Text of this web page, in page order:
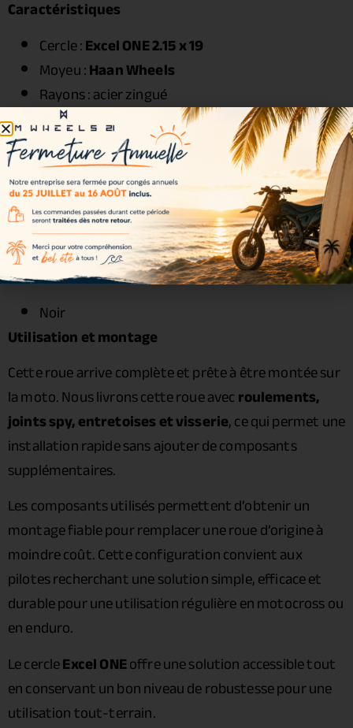
Caractéristiques
Cercle :Excel ONE 2.15 x 19
Moyeu :Haan Wheels
Rayons : acier zingué
Écrous : acier renforcé
Roulements : inclus
Joints spy : inclus
Entretoises : incluses
Visserie : incluse
Couleurs disponibles
Couleur incluse dans le kit :
Noir
Utilisation et montage
Cette roue arrive complète et prête à être montée sur
la moto. Nous livrons cette roue avecroulements,
joints spy, entretoises et visserie, ce qui permet une
installation rapide sans ajouter de composants
supplémentaires.
Les composants utilisés permettent d’obtenir un
montage fiable pour remplacer une roue d’origine à
moindre coût. Cette configuration convient aux
pilotes recherchant une solution simple, efficace et
durable pour une utilisation régulière en motocross ou
en enduro.
Le cercleExcel ONEoffre une solution accessible tout
en conservant un bon niveau de robustesse pour une
utilisation tout-terrain.